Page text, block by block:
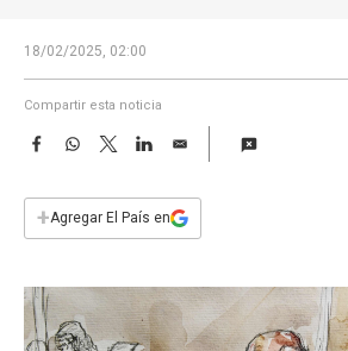
18/02/2025, 02:00
Compartir esta noticia
F
e
b
k
W
s
T
w
t
L
n
E
i
l
+Agregar El País en